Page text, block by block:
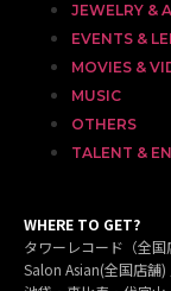
JEWELRY &
EVENTS &
MOVIES &
MUSIC
OTHERS
TALENT &
WHERE TO GET?
タワーレコード（全
Salon Asian(全国店舗